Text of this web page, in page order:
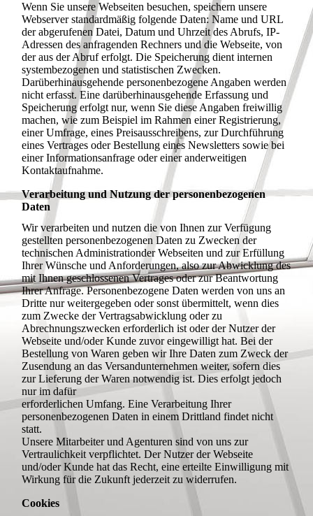
Wenn Sie unsere Webseiten besuchen, speichern unsere
Webserver standardmäßig folgende Daten: Name und URL
der abgerufenen Datei, Datum und Uhrzeit des Abrufs, IP-
Adressen des anfragenden Rechners und die Webseite, von
der aus der Abruf erfolgt. Die Speicherung dient internen
systembezogenen und statistischen Zwecken.
Darüberhinausgehende personenbezogene Angaben werden
nicht erfasst. Eine darüberhinausgehende Erfassung und
Speicherung erfolgt nur, wenn Sie diese Angaben freiwillig
machen, wie zum Beispiel im Rahmen einer Registrierung,
einer Umfrage, eines Preisausschreibens, zur Durchführung
eines Vertrages oder Bestellung eines Newsletters sowie bei
einer Informationsanfrage oder einer anderweitigen
Kontaktaufnahme.
Verarbeitung und Nutzung der personenbezogenen
Daten
Wir verarbeiten und nutzen die von Ihnen zur Verfügung
gestellten personenbezogenen Daten zu Zwecken der
technischen Administrationder Webseiten und zur Erfüllung
Ihrer Wünsche und Anforderungen, also zur Abwicklung des
mit Ihnen geschlossenen Vertrages oder zur Beantwortung
Ihrer Anfrage. Personenbezogene Daten werden von uns an
Dritte nur weitergegeben oder sonst übermittelt, wenn dies
zum Zwecke der Vertragsabwicklung oder zu
Abrechnungszwecken erforderlich ist oder der Nutzer der
Webseite und/oder Kunde zuvor eingewilligt hat. Bei der
Bestellung von Waren geben wir Ihre Daten zum Zweck der
Zusendung an das Versandunternehmen weiter, sofern dies
zur Lieferung der Waren notwendig ist. Dies erfolgt jedoch
nur im dafür
erforderlichen Umfang. Eine Verarbeitung Ihrer
personenbezogenen Daten in einem Drittland findet nicht
statt.
Unsere Mitarbeiter und Agenturen sind von uns zur
Vertraulichkeit verpflichtet. Der Nutzer der Webseite
und/oder Kunde hat das Recht, eine erteilte Einwilligung mit
Wirkung für die Zukunft jederzeit zu widerrufen.
Cookies